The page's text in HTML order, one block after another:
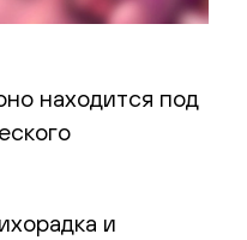
находится под
и